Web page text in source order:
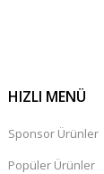
HIZLI MENÜ
Sponsor Ürünler
Popüler Ürünler